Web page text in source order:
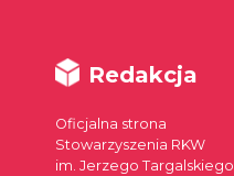
Redakcja
Oficjalna strona
Stowarzyszenia RKW
im. Jerzego Targalskiego